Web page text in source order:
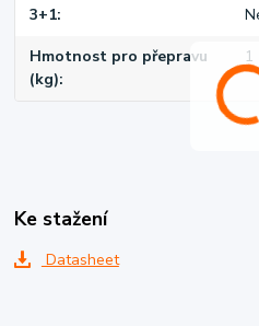
3+1
Hmotnost pro přepravu
(kg)
1
Ke stažení
Datasheet